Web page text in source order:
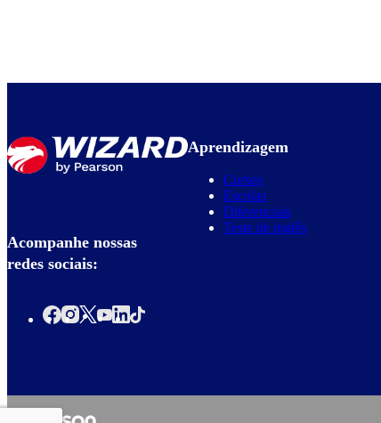
Acompanhe nossas
redes sociais:
Aprendizagem
Cursos
Escolas
Diferenciais
Teste de inglês